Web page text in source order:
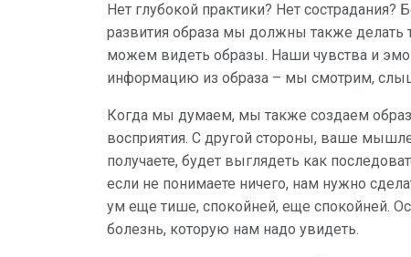
Нет глубокой практики? Нет
развития образа мы должны также делать
можем видеть образы. Наши чувства и
информацию из образа – мы смотрим,
Когда мы думаем, мы также создаем
восприятия. С другой стороны, ваше
получаете, будет выглядеть как
если не понимаете ничего, нам нужно
ум еще тише, спокойней, еще спокойней.
болезнь, которую нам надо увидеть.